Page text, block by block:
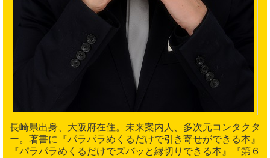
長崎県出身、大阪府在住。未来案内人、多次元コンタクタ
ー。著書に『パラパラめくるだけで引き寄せができる本』
『パラパラめくるだけでズバッと縁切りできる本』『第６